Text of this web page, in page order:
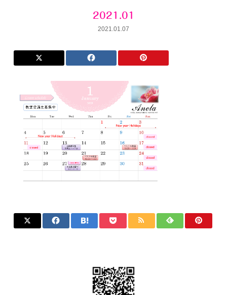
2021.01
2021.01.07